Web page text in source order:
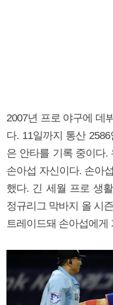
2007년 프로 야구에 데
다. 11일까지 통산
은 안타를 기록 중이다.
손아섭 자신이다. 손아
했다. 긴 세월 프로 생
정규리그 막바지 올 시
트레이드돼 손아섭에게